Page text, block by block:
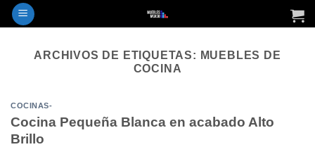
Saltar
al
ARCHIVOS DE ETIQUETAS: MUEBLES DE
COCINA
COCINAS-
Cocina Pequeña Blanca en acabado Alto
Brillo